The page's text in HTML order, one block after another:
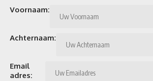
Voornaam:
Achternaam:
Email
adres: